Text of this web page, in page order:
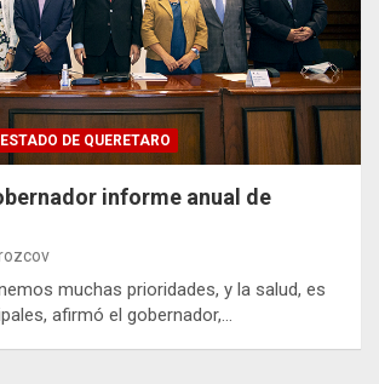
ESTADO DE QUERETARO
informe anual de
muchas prioridades, y la salud, es
afirmó el gobernador,…